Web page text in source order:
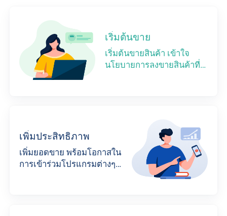
เริ่มต้นขาย
เริ่มต้นขายสินค้า เข้าใจ
นโยบายการลงขายสินค้าที่
เพิ่มประสิทธิภาพ
เพิ่มยอดขาย พร้อมโอกาสใน
การเข้าร่วมโปรแกรมต่างๆ